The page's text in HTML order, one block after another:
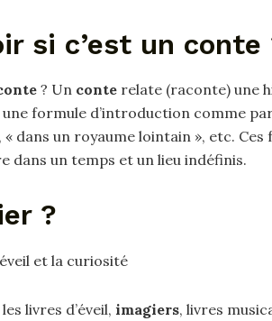
si c’est un conte
? Un conte relate (raconte) une
formule d’introduction comme
« dans un royaume lointain », etc. Ces
dans un temps et un lieu indéfinis.
?
et la curiosité
livres d’éveil, imagiers, livres